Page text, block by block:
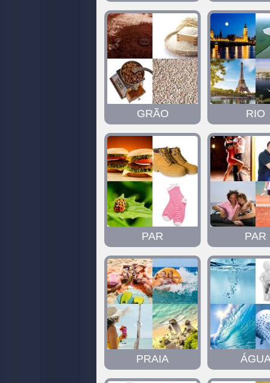
GRÃO RIO
PAR PAR
PRAIA